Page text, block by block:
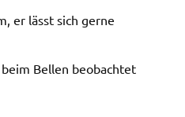
er lässt sich gerne
Bellen beobachtet